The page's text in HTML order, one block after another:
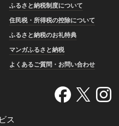
ふるさと納税制度について
住民税・所得税の控除について
ふるさと納税のお礼特典
マンガふるさと納税
よくあるご質問・お問い合わせ
ス